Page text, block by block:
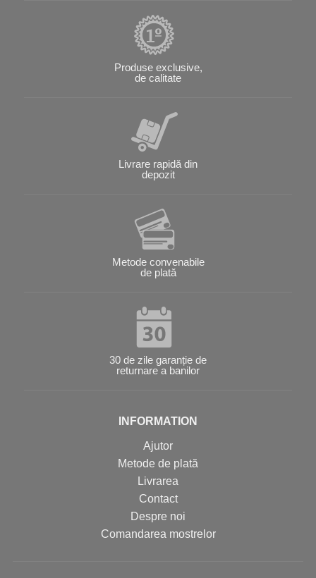
Produse exclusive,
de calitate
Livrare rapidă din
depozit
Metode convenabile
de plată
30 de zile garanție de
returnare a banilor
INFORMATION
Ajutor
Metode de plată
Livrarea
Contact
Despre noi
Comandarea mostrelor